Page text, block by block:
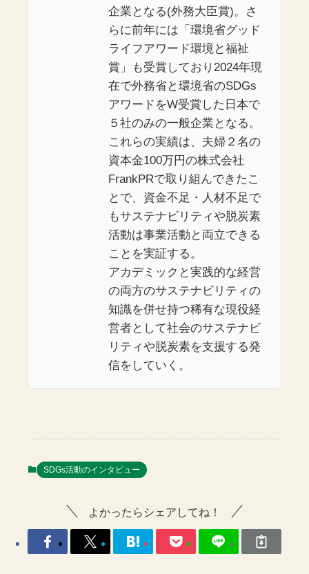
企業となる(外務大臣賞)。さ
らに前年には「環境省グッド
ライフアワード環境と福祉
賞」も受賞しており2024年現
在で外務省と環境省のSDGs
アワードをW受賞した日本で
５社のみの一般企業となる。
これらの実績は、夫婦２名の
資本金100万円の株式会社
FrankPRで取り組んできたこ
とで、資金不足・人材不足で
もサステナビリティや脱炭素
活動は事業活動と両立できる
ことを実証する。
アカデミックと実践的な経営
の両方のサステナビリティの
知識を併せ持つ稀有な現役経
営者として社会のサステナビ
リティや脱炭素を支援する発
信をしていく。
SDGs活動のインタビュー
よかったらシェアしてね！